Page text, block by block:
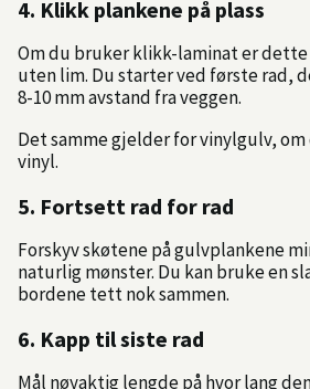
4. Klikk plankene på plass
Om du bruker klikk-laminat er
uten lim. Du starter ved første rad,
8-10 mm avstand fra veggen.
Det samme gjelder for vinylgulv,
vinyl.
5. Fortsett rad for rad
Forskyv skøtene på gulvplankene
naturlig mønster. Du kan bruke en
bordene tett nok sammen.
6. Kapp til siste rad
Mål nøyaktig lengde på hvor lang